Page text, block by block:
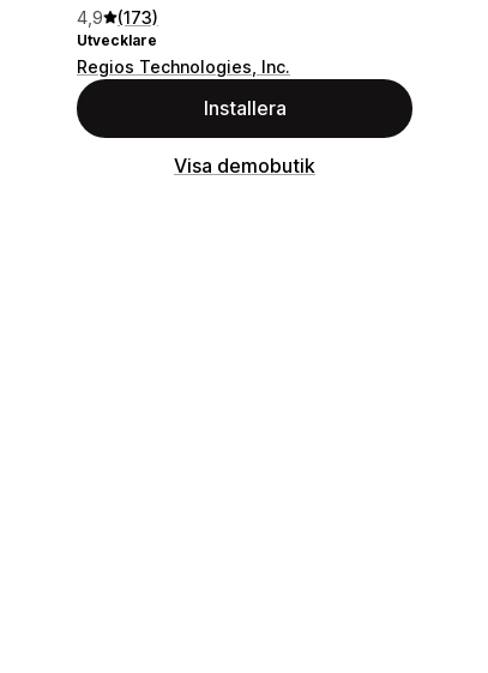
4,9 (173)
Utvecklare
Regios Technologies, Inc.
Installera
Visa demobutik